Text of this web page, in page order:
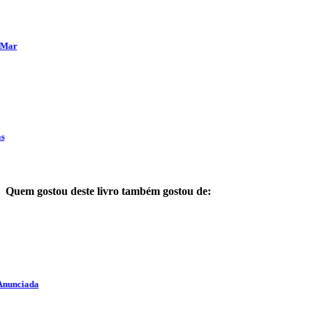
Quem gostou deste livro também gostou de: